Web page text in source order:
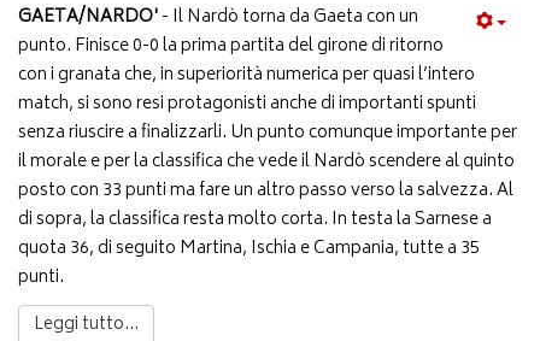
GAETA/NARDO'- Il Nardò torna da Gaeta con un
punto. Finisce 0-0 la prima partita del girone di ritorno
con i granata che, in superiorità numerica per quasi l’intero
match, si sono resi protagonisti anche di importanti spunti
senza riuscire a finalizzarli. Un punto comunque importante per
il morale e per la classifica che vede il Nardò scendere al quinto
posto con 33 punti ma fare un altro passo verso la salvezza. Al
di sopra, la classifica resta molto corta. In testa la Sarnese a
quota 36, di seguito Martina, Ischia e Campania, tutte a 35
punti.
Leggi tutto...